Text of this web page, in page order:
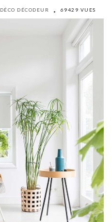
DÉCO DÉCODEUR 69429 VUES